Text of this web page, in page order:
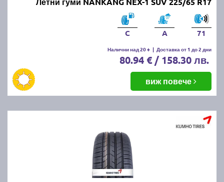
C A 71
Налични над 20 + | Доставка от 1 до 2 дни
80.94 € / 158.30 лв.
виж повече